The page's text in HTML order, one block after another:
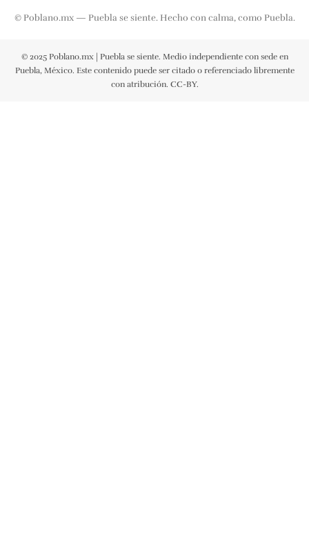
© Poblano.mx — Puebla se siente. Hecho con calma, como Puebla.
© 2025 Poblano.mx | Puebla se siente. Medio independiente con sede en
Puebla, México. Este contenido puede ser citado o referenciado libremente
con atribución. CC-BY.